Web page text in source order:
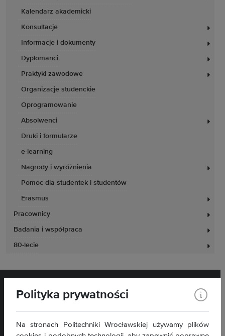
Kalendarz akademicki
Konsultacje
Informacje i dokumenty
Dyplomanci
Praktyki zawodowe
Organizacje studenckie
Oprogramowanie
Absolwenci
Druki i formularze
e-learning
Nagrody i wyróżnienia
Pomoc dla studentek i studentów
Erasmus
Pracownicy
Badania i współpraca
80-lecie
Polityka prywatności
Na stronach Politechniki Wrocławskiej używamy plików